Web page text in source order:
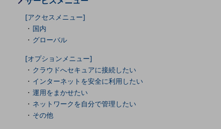
タフネススマートフォン
データ通信製品
5G対応ホームルーター
通信モジュール製品
衛星携帯電話
IOT完了済みメーカーブランド製品
[アクセスメニュー]
国内
グローバル
[オプションメニュー]
クラウドへセキュアに接続したい
インターネットを安全に利用したい
運用をまかせたい
ネットワークを自分で管理したい
その他